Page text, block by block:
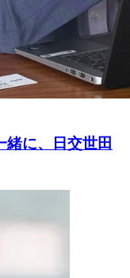
緒に、日交世田